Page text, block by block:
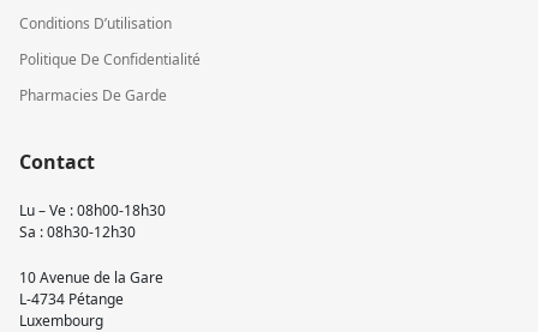
Conditions D’utilisation
Politique De Confidentialité
Pharmacies De Garde
Contact
Lu – Ve : 08h00-18h30
Sa : 08h30-12h30
10 Avenue de la Gare
L-4734 Pétange
Luxembourg